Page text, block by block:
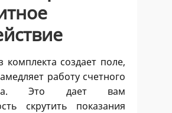
комплекта создает поле,
работу счетного
Это дает вам
скрутить показания